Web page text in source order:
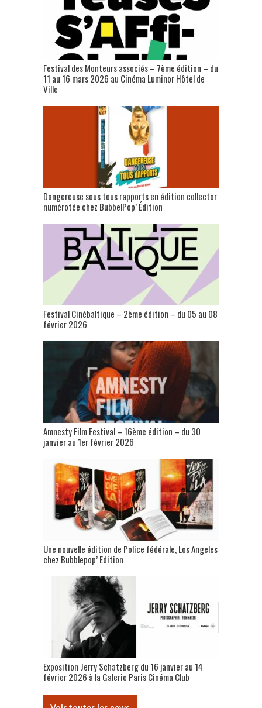
Festival des Monteurs associés – 7ème édition – du
11 au 16 mars 2026 au Cinéma Luminor Hôtel de
Ville
Dangereuse sous tous rapports en édition collector
numérotée chez BubbelPop’ Édition
Festival Cinébaltique – 2ème édition – du 05 au 08
février 2026
Amnesty Film Festival – 16ème édition – du 30
janvier au 1er février 2026
Une nouvelle édition de Police fédérale, Los Angeles
chez Bubblepop’ Edition
Exposition Jerry Schatzberg du 16 janvier au 14
février 2026 à la Galerie Paris Cinéma Club